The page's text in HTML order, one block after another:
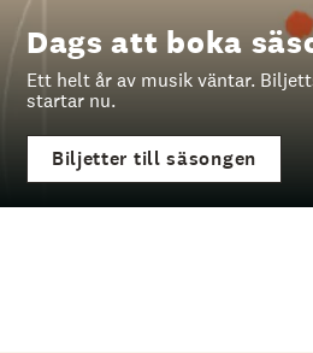
Dags att boka
Ett helt år av musik väntar.
startar nu.
Biljetter till säsongen